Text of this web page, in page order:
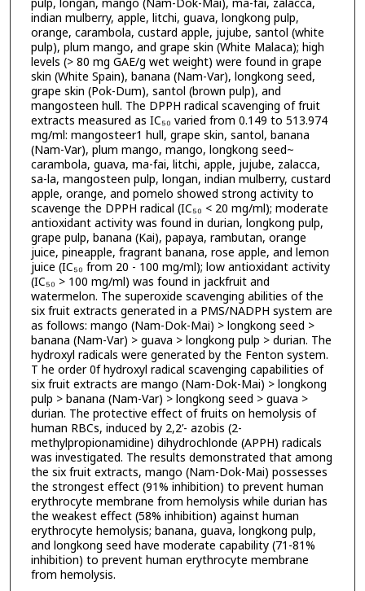
pulp, longan, mango (Nam-Dok-Mai), ma-fai, zalacca,
indian mulberry, apple, litchi, guava, longkong pulp,
orange, carambola, custard apple, jujube, santol (white
pulp), plum mango, and grape skin (White Malaca); high
levels (> 80 mg GAE/g wet weight) were found in grape
skin (White Spain), banana (Nam-Var), longkong seed,
grape skin (Pok-Dum), santol (brown pulp), and
mangosteen hull. The DPPH radical scavenging of fruit
extracts measured as IC₅₀ varied from 0.149 to 513.974
mg/ml: mangosteer1 hull, grape skin, santol, banana
(Nam-Var), plum mango, mango, longkong seed~
carambola, guava, ma-fai, litchi, apple, jujube, zalacca,
sa-la, mangosteen pulp, longan, indian mulberry, custard
apple, orange, and pomelo showed strong activity to
scavenge the DPPH radical (IC₅₀ < 20 mg/ml); moderate
antioxidant activity was found in durian, longkong pulp,
grape pulp, banana (Kai), papaya, rambutan, orange
juice, pineapple, fragrant banana, rose apple, and lemon
juice (IC₅₀ from 20 - 100 mg/ml); low antioxidant activity
(IC₅₀ > 100 mg/ml) was found in jackfruit and
watermelon. The superoxide scavenging abilities of the
six fruit extracts generated in a PMS/NADPH system are
as follows: mango (Nam-Dok-Mai) > longkong seed >
banana (Nam-Var) > guava > longkong pulp > durian. The
hydroxyl radicals were generated by the Fenton system.
T he order 0f hydroxyl radical scavenging capabilities of
six fruit extracts are mango (Nam-Dok-Mai) > longkong
pulp > banana (Nam-Var) > longkong seed > guava >
durian. The protective effect of fruits on hemolysis of
human RBCs, induced by 2,2’- azobis (2-
methylpropionamidine) dihydrochlonde (APPH) radicals
was investigated. The results demonstrated that among
the six fruit extracts, mango (Nam-Dok-Mai) possesses
the strongest effect (91% inhibition) to prevent human
erythrocyte membrane from hemolysis while durian has
the weakest effect (58% inhibition) against human
erythrocyte hemolysis; banana, guava, longkong pulp,
and longkong seed have moderate capability (71-81%
inhibition) to prevent human erythrocyte membrane
from hemolysis.